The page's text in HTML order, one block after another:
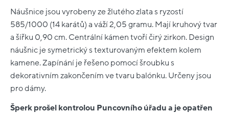
Náušnice jsou vyrobeny ze žlutého zlata s ryzostí
585/1000 (14 karátů) a váží 2,05 gramu. Mají kruhový tvar
a šířku 0,90 cm. Centrální kámen tvoří čirý zirkon. Design
náušnic je symetrický s texturovaným efektem kolem
kamene. Zapínání je řešeno pomocí šroubku s
dekorativním zakončením ve tvaru balónku. Určeny jsou
pro dámy.
Šperk prošel kontrolou Puncovního úřadu a je opatřen